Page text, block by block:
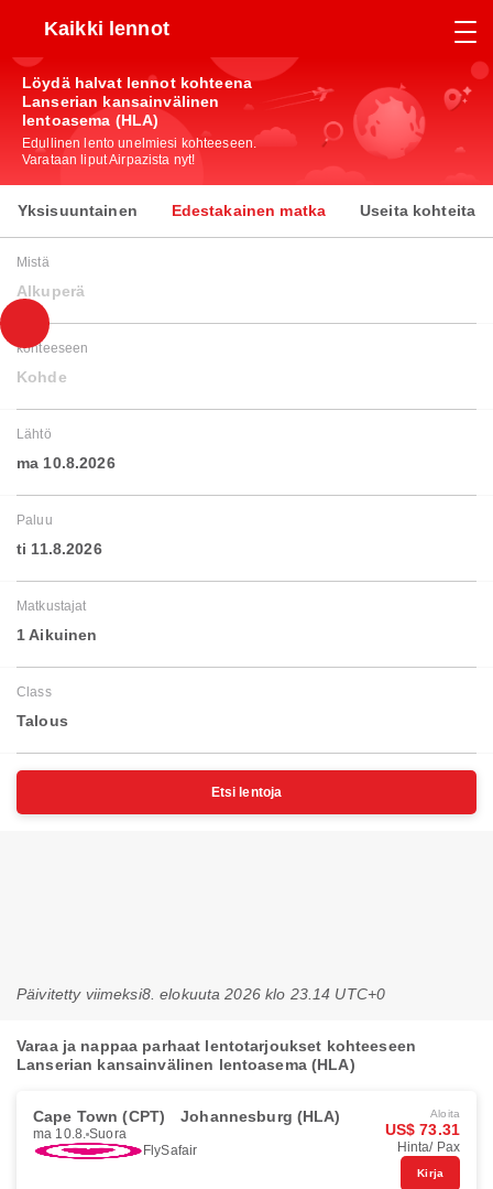
Kaikki lennot
Löydä halvat lennot kohteena
Lanserian kansainvälinen
lentoasema (HLA)
Edullinen lento unelmiesi kohteeseen.
Varataan liput Airpazista nyt!
Yksisuuntainen Edestakainen matka Useita kohteita
Mistä
Alkuperä
kohteeseen
Kohde
Lähtö
ma 10.8.2026
Paluu
ti 11.8.2026
Matkustajat
1 Aikuinen
Class
Talous
Etsi lentoja
Päivitetty viimeksi8. elokuuta 2026 klo 23.14 UTC+0
Varaa ja nappaa parhaat lentotarjoukset kohteeseen
Lanserian kansainvälinen lentoasema (HLA)
Cape Town (CPT) Johannesburg (HLA)
ma 10.8. Suora
FlySafair
Aloita
US$ 73.31
Hinta/ Pax
Kirja